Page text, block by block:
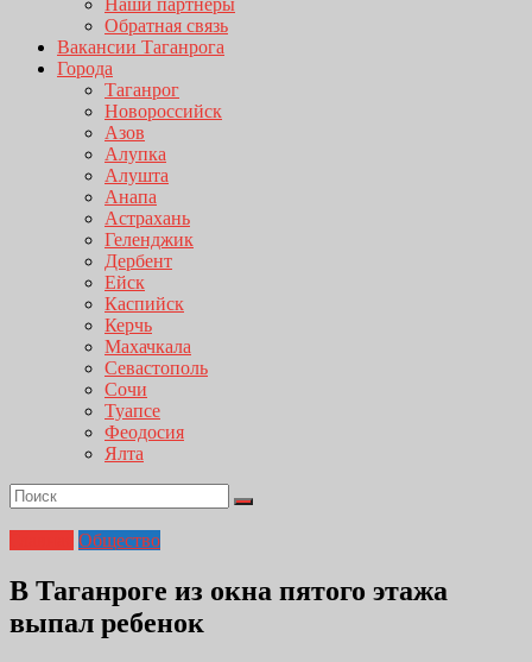
Наши партнеры
Обратная связь
Вакансии Таганрога
Города
Таганрог
Новороссийск
Азов
Алупка
Алушта
Анапа
Астрахань
Геленджик
Дербент
Ейск
Каспийск
Керчь
Махачкала
Севастополь
Сочи
Туапсе
Феодосия
Ялта
Общество
В Таганроге из окна пятого этажа
выпал ребенок